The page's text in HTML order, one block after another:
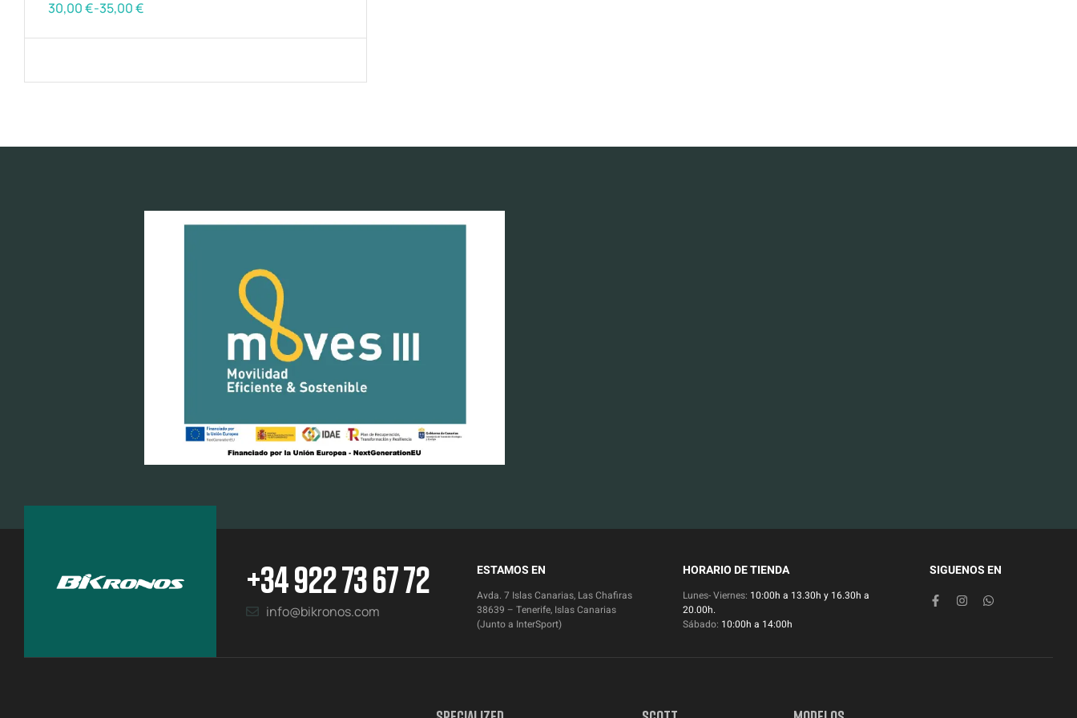
30,00€-35,00€
+34 922 73 67 72
info@bikronos.com
ESTAMOS EN
Avda. 7 Islas Canarias, Las Chafiras
38639 – Tenerife, Islas Canarias
(Junto a InterSport)
HORARIO DE TIENDA
Lunes- Viernes: 10:00h a 13.30h y 16.30h a
20.00h.
Sábado: 10:00h a 14:00h
SIGUENOS EN